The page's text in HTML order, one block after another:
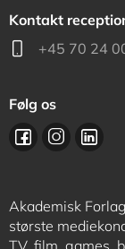
Kontakt
+45 70 24
Følg os
Akademisk
største
TV, film, games,